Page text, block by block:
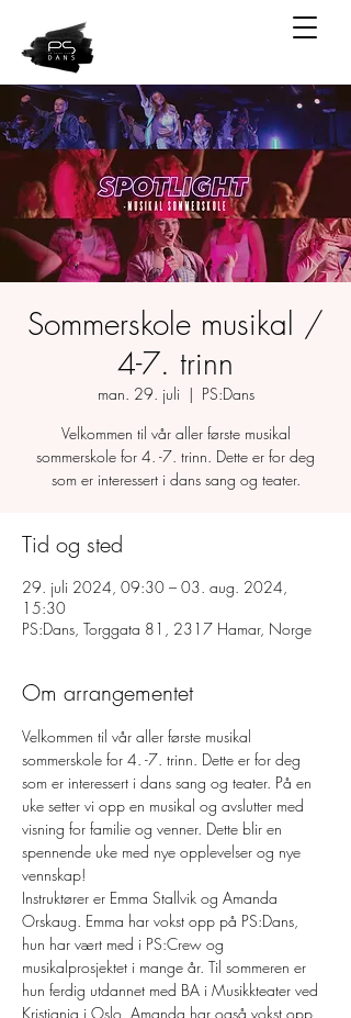
Sommerskole musikal /
4-7. trinn
man. 29. juli
  |
PS:Dans
Velkommen til vår aller første musikal
sommerskole for 4. -7. trinn. Dette er for deg
som er interessert i dans sang og teater.
Tid og sted
29. juli 2024, 09:30 – 03. aug. 2024,
15:30
PS:Dans, Torggata 81, 2317 Hamar, Norge
Om arrangementet
Velkommen til vår aller første musikal
sommerskole for 4. -7. trinn. Dette er for deg
som er interessert i dans sang og teater. På en
uke setter vi opp en musikal og avslutter med
visning for familie og venner. Dette blir en
spennende uke med nye opplevelser og nye
vennskap!
Instruktører er Emma Stallvik og Amanda
Orskaug. Emma har vokst opp på PS:Dans,
hun har vært med i PS:Crew og
musikalprosjektet i mange år. Til sommeren er
hun ferdig utdannet med BA i Musikkteater ved
Kristiania i Oslo. Amanda har også vokst opp